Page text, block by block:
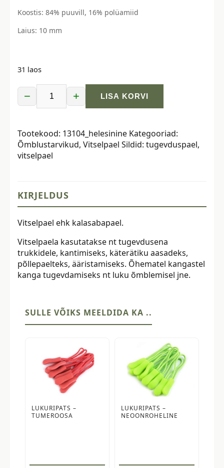
Koostis: 84% puuvill, 16% polüamiid
Laius: 10 mm
31 laos
−
Vitselpael,
helesinine
kogus
+ LISA KORVI
Tootekood: 13104_helesinine Kategooriad:
Õmblustarvikud, Vitselpael Sildid: tugevduspael,
vitselpael
KIRJELDUS
Vitselpael ehk kalasabapael.
Vitselpaela kasutatakse nt tugevdusena
trukkidele, kantimiseks, käterätiku aasadeks,
põllepaelteks, ääristamiseks. Õhematel kangastel
kanga tugevdamiseks nt luku õmblemisel jne.
SULLE VÕIKS MEELDIDA KA ..
LUKURIPATS –
TUMEROOSA
LUKURIPATS –
NEOONROHELINE